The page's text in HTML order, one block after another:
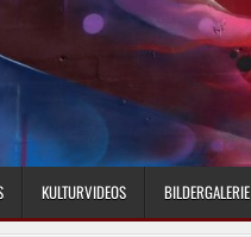
KULTURVIDEOS BILDERGALERIE